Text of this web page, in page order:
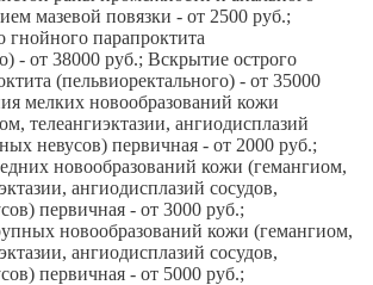
мазевой повязки - от 2500 руб.;
гнойного парапроктита
- от 38000 руб.; Вскрытие острого
(пельвиоректального) - от 35000
мелких новообразований кожи
телеангиэктазии, ангиодисплазий
невусов) первичная - от 2000 руб.;
новообразований кожи (гемангиом,
ангиодисплазий сосудов,
первичная - от 3000 руб.;
новообразований кожи (гемангиом,
ангиодисплазий сосудов,
первичная - от 5000 руб.;